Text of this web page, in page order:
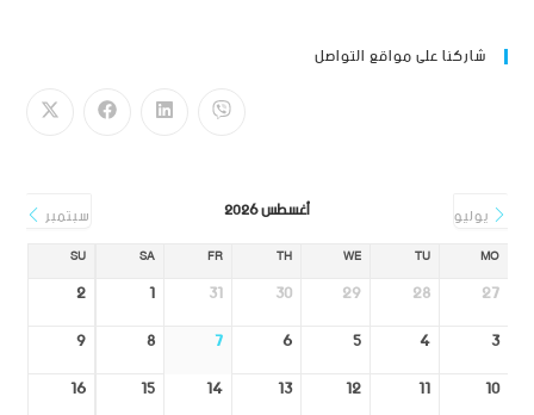
شاركنا على مواقع التواصل
يوليو أغسطس 2026 سبتمبر
MO
TU
WE
TH
FR
SA
SU
27
28
29
30
31
1
2
3
4
5
6
7
8
9
10
11
12
13
14
15
16